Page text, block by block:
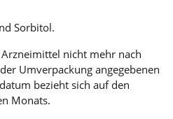
Sorbitol.
nicht mehr nach
Umverpackung angegebenen
bezieht sich auf den
Monats.